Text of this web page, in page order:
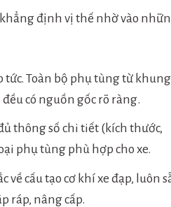
định vị thế nhờ vào
Toàn bộ phụ tùng từ khung
có nguồn gốc rõ ràng.
thông số chi tiết (kích thước,
phụ tùng phù hợp cho xe.
cấu tạo cơ khí xe đạp, luôn
ráp, nâng cấp.